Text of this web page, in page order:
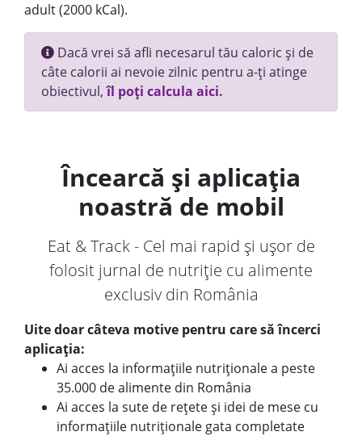
adult (2000 kCal).
Dacă vrei să afli necesarul tău caloric și de
câte calorii ai nevoie zilnic pentru a-ți atinge
obiectivul,îl poți calcula aici.
Încearcă și aplicația
noastră de mobil
Eat & Track - Cel mai rapid și ușor de
folosit jurnal de nutriție cu alimente
exclusiv din România
Uite doar câteva motive pentru care să încerci
aplicația:
Ai acces la informațiile nutriționale a peste
35.000 de alimente din România
Ai acces la sute de rețete și idei de mese cu
informațiile nutriționale gata completate